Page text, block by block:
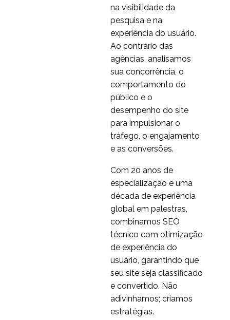
na visibilidade da
pesquisa e na
experiência do usuário.
Ao contrário das
agências, analisamos
sua concorrência, o
comportamento do
público e o
desempenho do site
para impulsionar o
tráfego, o engajamento
e as conversões.
Com 20 anos de
especialização e uma
década de experiência
global em palestras,
combinamos SEO
técnico com otimização
de experiência do
usuário, garantindo que
seu site seja classificado
e convertido. Não
adivinhamos; criamos
estratégias.